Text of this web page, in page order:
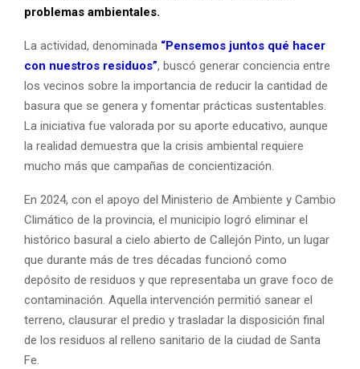
problemas ambientales.
La actividad, denominada “Pensemos juntos qué hacer
con nuestros residuos”, buscó generar conciencia entre
los vecinos sobre la importancia de reducir la cantidad de
basura que se genera y fomentar prácticas sustentables.
La iniciativa fue valorada por su aporte educativo, aunque
la realidad demuestra que la crisis ambiental requiere
mucho más que campañas de concientización.
En 2024, con el apoyo del Ministerio de Ambiente y Cambio
Climático de la provincia, el municipio logró eliminar el
histórico basural a cielo abierto de Callejón Pinto, un lugar
que durante más de tres décadas funcionó como
depósito de residuos y que representaba un grave foco de
contaminación. Aquella intervención permitió sanear el
terreno, clausurar el predio y trasladar la disposición final
de los residuos al relleno sanitario de la ciudad de Santa
Fe.